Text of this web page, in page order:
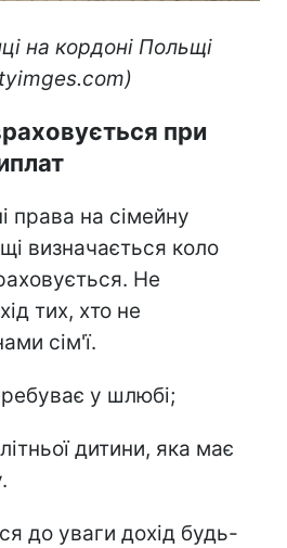
на кордоні Польщі
при
права на сімейну
визначається коло
Не
тих, хто не
сім'ї.
у шлюбі;
дитини, яка має
до уваги дохід будь-